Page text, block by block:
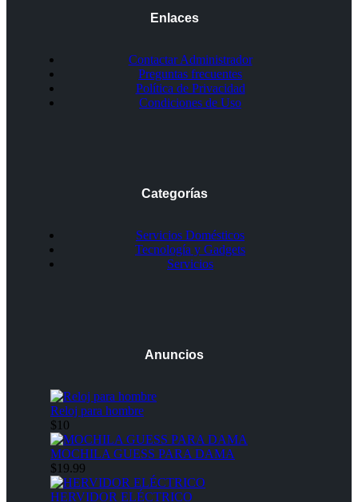
Enlaces
Contactar Administrador
Preguntas frecuentes
Política de Privacidad
Condiciones de Uso
Categorías
Servicios Domésticos
Tecnología y Gadgets
Servicios
Anuncios
Reloj para hombre
$10
MOCHILA GUESS PARA DAMA
$19.99
HERVIDOR ELÉCTRICO